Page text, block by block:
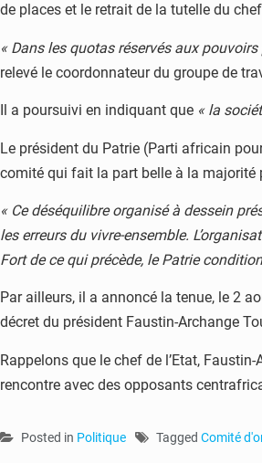
de places et le retrait de la tutelle du chef
« Dans les quotas réservés aux
relevé le coordonnateur du groupe de
Il a poursuivi en indiquant que « la
Le président du Patrie (Parti africain
comité qui fait la part belle à la majorité
« Ce déséquilibre organisé à dessein
les erreurs du vivre-ensemble.
Fort de ce qui précède, le Patrie
Par ailleurs, il a annoncé la tenue, le 2
décret du président Faustin-Archange
Rappelons que le chef de l’Etat,
rencontre avec des opposants
Posted in Politique Tagged Comité